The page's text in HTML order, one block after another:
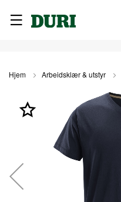
Hjem Arbeidsklær & utstyr
slutten